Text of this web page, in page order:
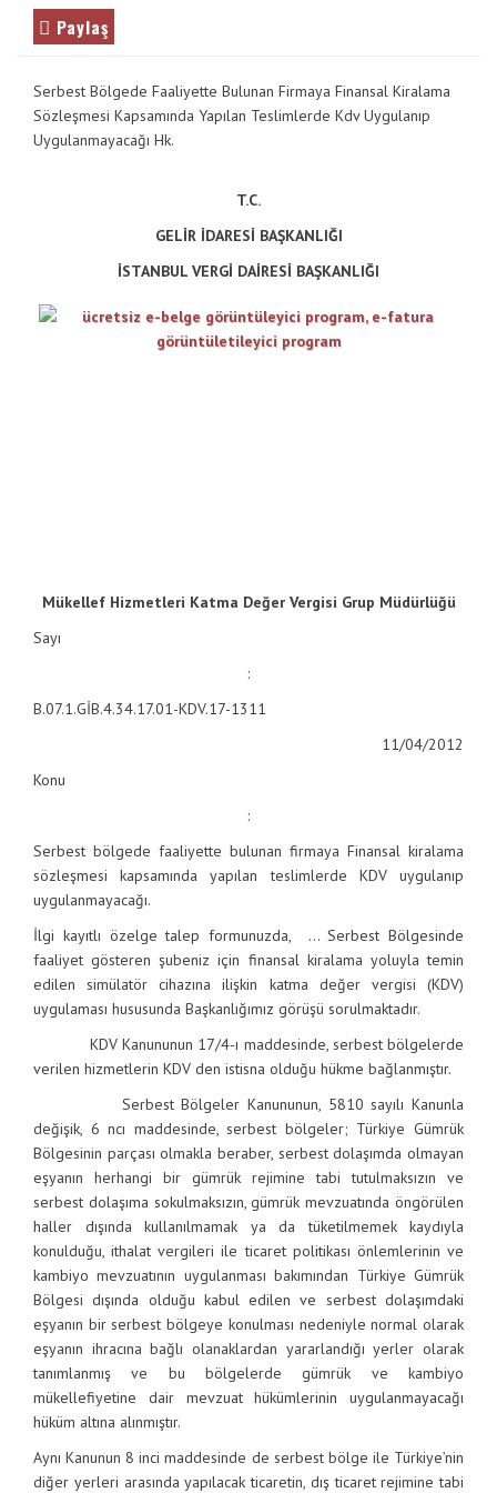
Paylaş
Serbest Bölgede Faaliyette Bulunan Firmaya Finansal Kiralama
Sözleşmesi Kapsamında Yapılan Teslimlerde Kdv Uygulanıp
Uygulanmayacağı Hk.
T.C.
GELİR İDARESİ BAŞKANLIĞI
İSTANBUL VERGİ DAİRESİ BAŞKANLIĞI
Mükellef Hizmetleri Katma Değer Vergisi Grup Müdürlüğü
Sayı
:
B.07.1.GİB.4.34.17.01-KDV.17-1311
11/04/2012
Konu
:
Serbest bölgede faaliyette bulunan firmaya Finansal kiralama
sözleşmesi kapsamında yapılan teslimlerde KDV uygulanıp
uygulanmayacağı.
İlgi kayıtlı özelge talep formunuzda, … Serbest Bölgesinde
faaliyet gösteren şubeniz için finansal kiralama yoluyla temin
edilen simülatör cihazına ilişkin katma değer vergisi (KDV)
uygulaması hususunda Başkanlığımız görüşü sorulmaktadır.
KDV Kanununun 17/4-ı maddesinde, serbest bölgelerde
verilen hizmetlerin KDV den istisna olduğu hükme bağlanmıştır.
Serbest Bölgeler Kanununun, 5810 sayılı Kanunla
değişik, 6 ncı maddesinde, serbest bölgeler; Türkiye Gümrük
Bölgesinin parçası olmakla beraber, serbest dolaşımda olmayan
eşyanın herhangi bir gümrük rejimine tabi tutulmaksızın ve
serbest dolaşıma sokulmaksızın, gümrük mevzuatında öngörülen
haller dışında kullanılmamak ya da tüketilmemek kaydıyla
konulduğu, ithalat vergileri ile ticaret politikası önlemlerinin ve
kambiyo mevzuatının uygulanması bakımından Türkiye Gümrük
Bölgesi dışında olduğu kabul edilen ve serbest dolaşımdaki
eşyanın bir serbest bölgeye konulması nedeniyle normal olarak
eşyanın ihracına bağlı olanaklardan yararlandığı yerler olarak
tanımlanmış ve bu bölgelerde gümrük ve kambiyo
mükellefiyetine dair mevzuat hükümlerinin uygulanmayacağı
hüküm altına alınmıştır.
Aynı Kanunun 8 inci maddesinde de serbest bölge ile Türkiye’nin
diğer yerleri arasında yapılacak ticaretin, dış ticaret rejimine tabi